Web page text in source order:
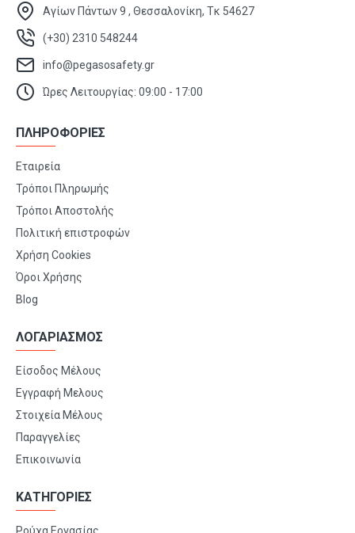
Αγίων Πάντων 9 , Θεσσαλονίκη, Τκ 54627
(+30) 2310 548244
info@pegasosafety.gr
Ώρες Λειτουργίας: 09:00 - 17:00
ΠΛΗΡΟΦΟΡΙΕΣ
Εταιρεία
Τρόποι Πληρωμής
Τρόποι Αποστολής
Πολιτική επιστροφών
Χρήση Cookies
Όροι Χρήσης
Blog
ΛΟΓΑΡΙΑΣΜΟΣ
Είσοδος Μέλους
Εγγραφή Μελους
Στοιχεία Μέλους
Παραγγελίες
Επικοινωνία
ΚΑΤΗΓΟΡΙΕΣ